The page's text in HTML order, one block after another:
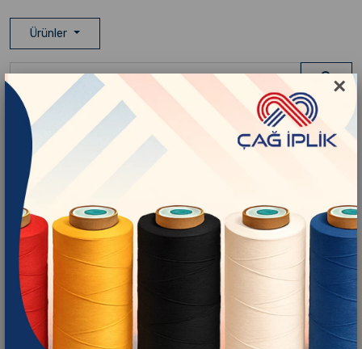
×
Ürünler
60 No Pamuk İplik
İncele